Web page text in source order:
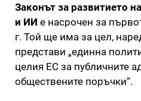
Законът за развитието
и ИИ е насрочен за
г. Той ще има за цел,
представи „единна
целия ЕС за публичните
обществените поръчки“.